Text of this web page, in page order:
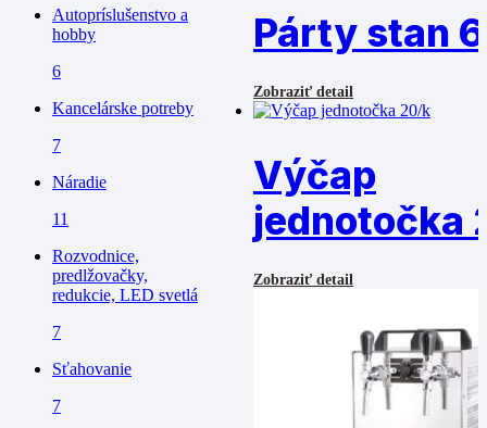
Autopríslušenstvo a
hobby
6
Kancelárske potreby
7
Náradie
11
Rozvodnice,
predlžovačky,
redukcie, LED svetlá
7
Sťahovanie
7
Párty stan
Zobraziť detail
Výčap
jednotočka
Zobraziť detail